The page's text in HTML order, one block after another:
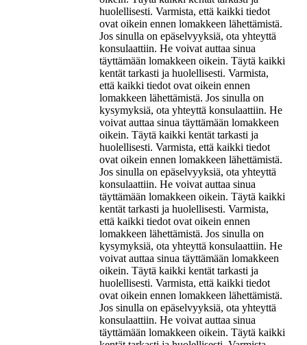
huolellisesti. Varmista, että kaikki tiedot
ovat oikein ennen lomakkeen lähettämistä.
Jos sinulla on epäselvyyksiä, ota yhteyttä
konsulaattiin. He voivat auttaa sinua
täyttämään lomakkeen oikein. Täytä kaikki
kentät tarkasti ja huolellisesti. Varmista,
että kaikki tiedot ovat oikein ennen
lomakkeen lähettämistä. Jos sinulla on
kysymyksiä, ota yhteyttä konsulaattiin. He
voivat auttaa sinua täyttämään lomakkeen
oikein. Täytä kaikki kentät tarkasti ja
huolellisesti. Varmista, että kaikki tiedot
ovat oikein ennen lomakkeen lähettämistä.
Jos sinulla on epäselvyyksiä, ota yhteyttä
konsulaattiin. He voivat auttaa sinua
täyttämään lomakkeen oikein. Täytä kaikki
kentät tarkasti ja huolellisesti. Varmista,
että kaikki tiedot ovat oikein ennen
lomakkeen lähettämistä. Jos sinulla on
kysymyksiä, ota yhteyttä konsulaattiin. He
voivat auttaa sinua täyttämään lomakkeen
oikein. Täytä kaikki kentät tarkasti ja
huolellisesti. Varmista, että kaikki tiedot
ovat oikein ennen lomakkeen lähettämistä.
Jos sinulla on epäselvyyksiä, ota yhteyttä
konsulaattiin. He voivat auttaa sinua
täyttämään lomakkeen oikein. Täytä kaikki